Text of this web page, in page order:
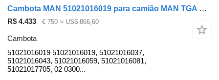
Cambota MAN 51021016019 para camião MAN TGA TGS F2000
R$ 4.433 € 750 ≈ US$ 866,60
Cambota
51021016019 51021016019, 51021016037,
51021016043, 51021016059, 51021016081,
51021017705, 02 0300...